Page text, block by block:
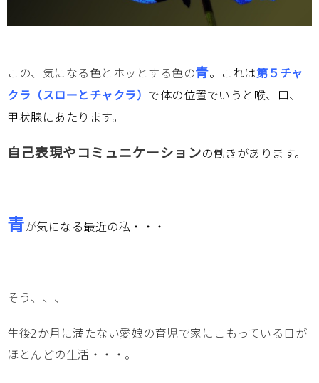
この、気になる色とホッとする色の青。これは第５チャ
クラ（スローとチャクラ） で体の位置でいうと喉、口、
甲状腺にあたります。
自己表現やコミュニケーションの働きがあります。
青が気になる最近の私・・・
そう、、、
生後2か月に満たない愛娘の育児で家にこもっている日が
ほとんどの生活・・・。